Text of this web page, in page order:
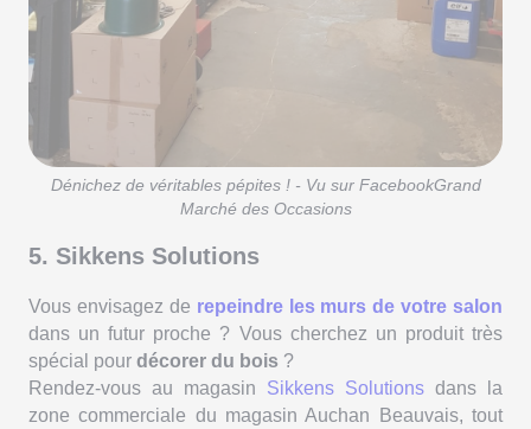
Dénichez de véritables pépites ! - Vu sur FacebookGrand
Marché des Occasions
5. Sikkens Solutions
Vous envisagez de repeindre les murs de votre salon
dans un futur proche ? Vous cherchez un produit très
spécial pour décorer du bois ?
Rendez-vous au magasin Sikkens Solutions dans la
zone commerciale du magasin Auchan Beauvais, tout